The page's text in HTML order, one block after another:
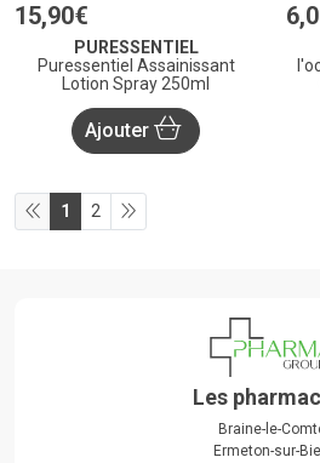
15,90€
PURESSENTIEL
Puressentiel Assainissant
Lotion Spray 250ml
Ajouter
6,
1 2
Les
Braine-le-
Ermeton-sur-